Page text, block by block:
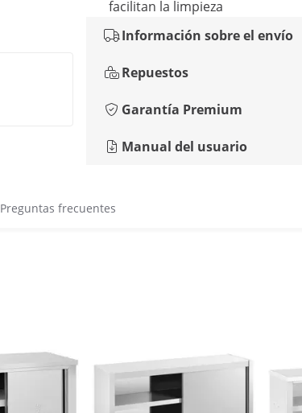
facilitan la limpieza
Información sobre el envío
Repuestos
Garantía Premium
Manual del usuario
Preguntas frecuentes